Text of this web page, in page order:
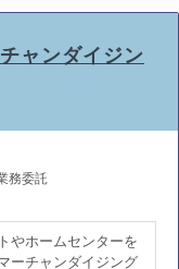
チャンダイジン
務委託
やホームセンターを
ーチャンダイジング